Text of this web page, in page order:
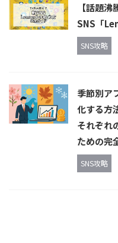
【話題
SNS「
SNS攻略
季節別ア
化する方
それぞれ
ための完
SNS攻略